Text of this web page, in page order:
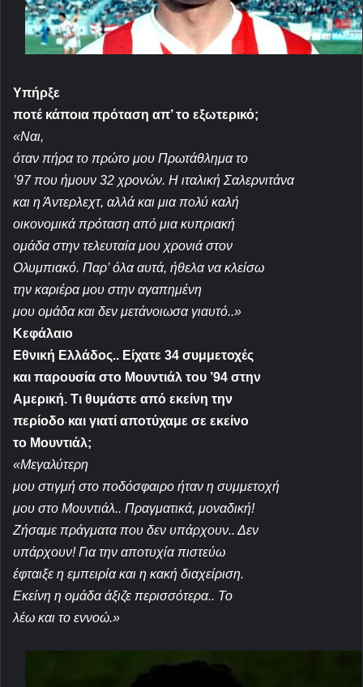
Υπήρξε
ποτέ κάποια πρόταση απ’ το εξωτερικό;
«Ναι,
όταν πήρα το πρώτο μου Πρωτάθλημα το
’97 που ήμουν 32 χρονών. Η ιταλική Σαλερνιτάνα
και η Άντερλεχτ, αλλά και μια πολύ καλή
οικονομικά πρόταση από μια κυπριακή
ομάδα στην τελευταία μου χρονιά στον
Ολυμπιακό. Παρ’ όλα αυτά, ήθελα να κλείσω
την καριέρα μου στην αγαπημένη
μου ομάδα και δεν μετάνοιωσα γιαυτό..»
Κεφάλαιο
Εθνική Ελλάδος.. Είχατε 34 συμμετοχές
και παρουσία στο Μουντιάλ του ’94 στην
Αμερική. Τι θυμάστε από εκείνη την
περίοδο και γιατί αποτύχαμε σε εκείνο
το Μουντιάλ;
«Μεγαλύτερη
μου στιγμή στο ποδόσφαιρο ήταν η συμμετοχή
μου στο Μουντιάλ.. Πραγματικά, μοναδική!
Ζήσαμε πράγματα που δεν υπάρχουν.. Δεν
υπάρχουν! Για την αποτυχία πιστεύω
έφταιξε η εμπειρία και η κακή διαχείριση.
Εκείνη η ομάδα άξιζε περισσότερα.. Το
λέω και το εννοώ.»